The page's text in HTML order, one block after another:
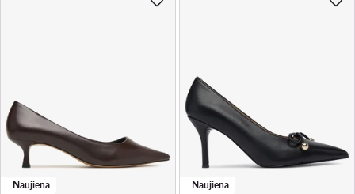
Naujiena Naujiena